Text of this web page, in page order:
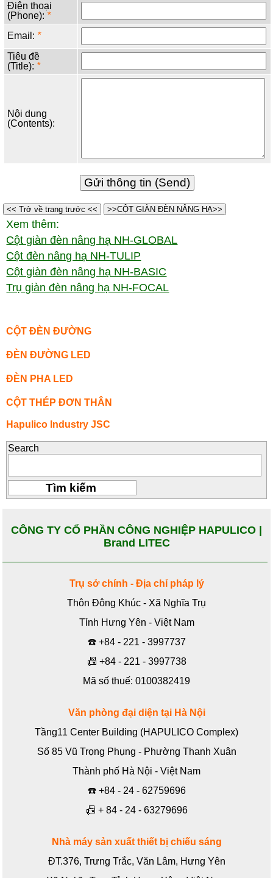
Điện thoại
(Phone): *
Email: *
Tiêu đề
(Title): *
Nội dung
(Contents):
<< Trở về trang trước << >>CỘT GIÀN ĐÈN NÂNG HẠ>>
Xem thêm:
Cột giàn đèn nâng hạ NH-GLOBAL
Cột đèn nâng hạ NH-TULIP
Cột giàn đèn nâng hạ NH-BASIC
Trụ giàn đèn nâng hạ NH-FOCAL
CỘT ĐÈN ĐƯỜNG
ĐÈN ĐƯỜNG LED
ĐÈN PHA LED
CỘT THÉP ĐƠN THÂN
Hapulico Industry JSC
Search
CÔNG TY CỔ PHẦN CÔNG NGHIỆP HAPULICO |
Brand LITEC
Trụ sở chính - Địa chỉ pháp lý
Thôn Đông Khúc - Xã Nghĩa Trụ
Tỉnh Hưng Yên - Việt Nam
☎️ +84 - 221 - 3997737
📠 +84 - 221 - 3997738
Mã số thuế: 0100382419
Văn phòng đại diện tại Hà Nội
Tầng11 Center Building (HAPULICO Complex)
Số 85 Vũ Trọng Phụng - Phường Thanh Xuân
Thành phố Hà Nội - Việt Nam
☎️ +84 - 24 - 62759696
📠 + 84 - 24 - 63279696
Nhà máy sản xuất thiết bị chiếu sáng
ĐT.376, Trưng Trắc, Văn Lâm, Hưng Yên